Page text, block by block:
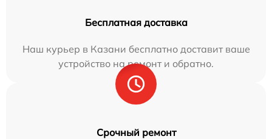
Бесплатная доставка
Наш курьер в Казани бесплатно доставит ваше
устройство на ремонт и обратно.
Срочный ремонт